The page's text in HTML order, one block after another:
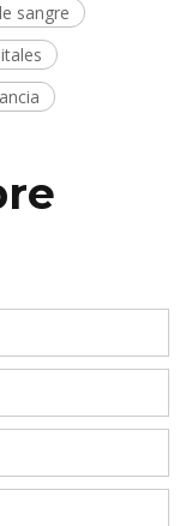
sangre